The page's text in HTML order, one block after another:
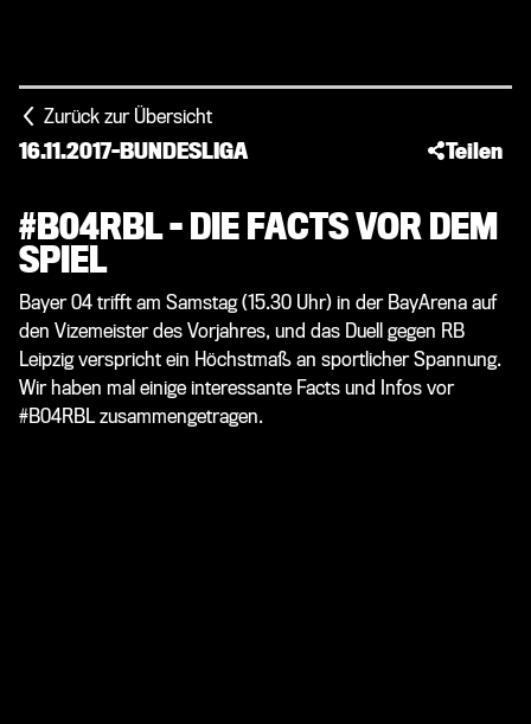
Zurück zur Übersicht
16.11.2017-BUNDESLIGA Teilen
#B04RBL - DIE FACTS VOR DEM
SPIEL
Bayer 04 trifft am Samstag (15.30 Uhr) in der BayArena auf
den Vizemeister des Vorjahres, und das Duell gegen RB
Leipzig verspricht ein Höchstmaß an sportlicher Spannung.
Wir haben mal einige interessante Facts und Infos vor
#B04RBL zusammengetragen.